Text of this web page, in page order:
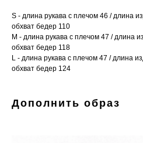
S - длина рукава с плечом 46 / длина
обхват бедер 110
M - длина рукава с плечом 47 / длина
обхват бедер 118
L - длина рукава с плечом 47 / длина
обхват бедер 124
Дополнить образ